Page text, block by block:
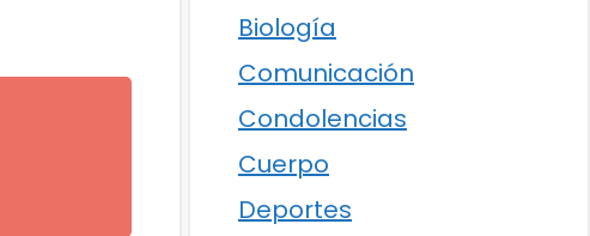
Biología
Comunicación
Condolencias
Cuerpo
Deportes